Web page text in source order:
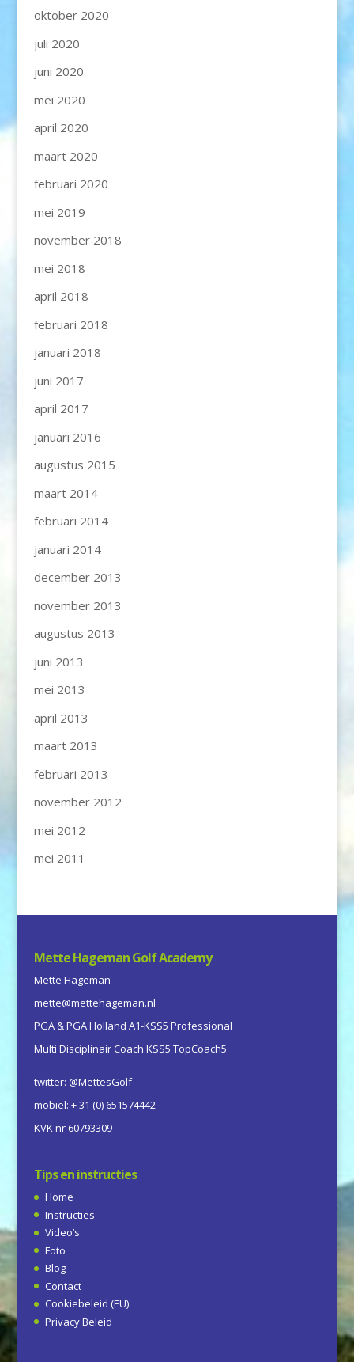
oktober 2020
juli 2020
juni 2020
mei 2020
april 2020
maart 2020
februari 2020
mei 2019
november 2018
mei 2018
april 2018
februari 2018
januari 2018
juni 2017
april 2017
januari 2016
augustus 2015
maart 2014
februari 2014
januari 2014
december 2013
november 2013
augustus 2013
juni 2013
mei 2013
april 2013
maart 2013
februari 2013
november 2012
mei 2012
mei 2011
Mette Hageman Golf Academy
Mette Hageman
mette@mettehageman.nl
PGA & PGA Holland A1-KSS5 Professional
Multi Disciplinair Coach KSS5 TopCoach5
twitter: @MettesGolf
mobiel: + 31 (0) 651574442
KVK nr 60793309
Tips en instructies
Home
Instructies
Video’s
Foto
Blog
Contact
Cookiebeleid (EU)
Privacy Beleid